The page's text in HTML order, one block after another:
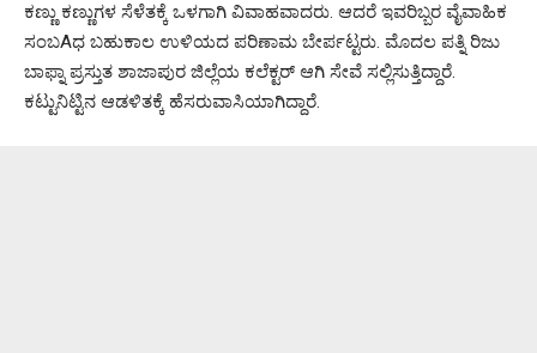
ಕಣ್ಣು ಕಣ್ಣುಗಳ ಸೆಳೆತಕ್ಕೆ ಒಳಗಾಗಿ ವಿವಾಹವಾದರು. ಆದರೆ ಇವರಿಬ್ಬರ ವೈವಾಹಿಕ
ಸಂಬAಧ ಬಹುಕಾಲ ಉಳಿಯದ ಪರಿಣಾಮ ಬೇರ್ಪಟ್ಟರು. ಮೊದಲ ಪತ್ನಿ ರಿಜು
ಬಾಫ್ನಾ ಪ್ರಸ್ತುತ ಶಾಜಾಪುರ ಜಿಲ್ಲೆಯ ಕಲೆಕ್ಟರ್ ಆಗಿ ಸೇವೆ ಸಲ್ಲಿಸುತ್ತಿದ್ದಾರೆ.
ಕಟ್ಟುನಿಟ್ಟಿನ ಆಡಳಿತಕ್ಕೆ ಹೆಸರುವಾಸಿಯಾಗಿದ್ದಾರೆ.